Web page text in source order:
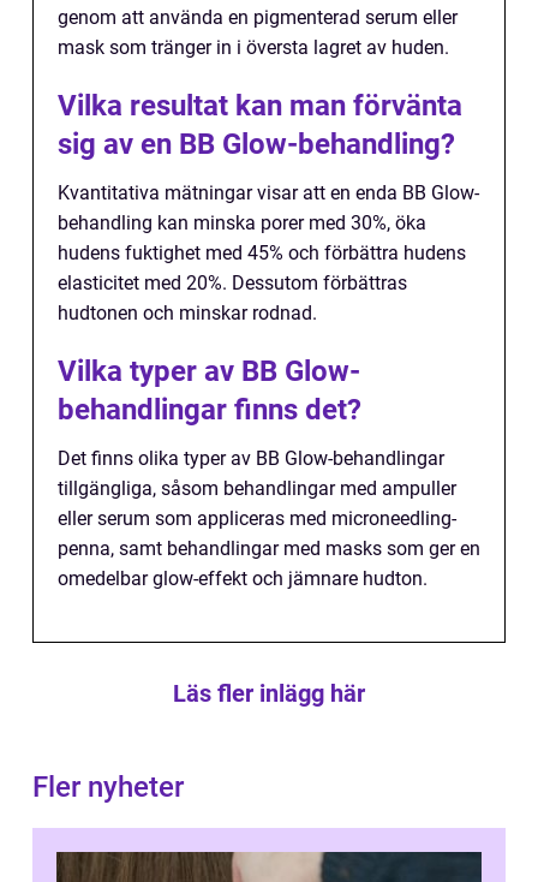
genom att använda en pigmenterad serum eller
mask som tränger in i översta lagret av huden.
Vilka resultat kan man förvänta
sig av en BB Glow-behandling?
Kvantitativa mätningar visar att en enda BB Glow-
behandling kan minska porer med 30%, öka
hudens fuktighet med 45% och förbättra hudens
elasticitet med 20%. Dessutom förbättras
hudtonen och minskar rodnad.
Vilka typer av BB Glow-
behandlingar finns det?
Det finns olika typer av BB Glow-behandlingar
tillgängliga, såsom behandlingar med ampuller
eller serum som appliceras med microneedling-
penna, samt behandlingar med masks som ger en
omedelbar glow-effekt och jämnare hudton.
Läs fler inlägg här
Fler nyheter